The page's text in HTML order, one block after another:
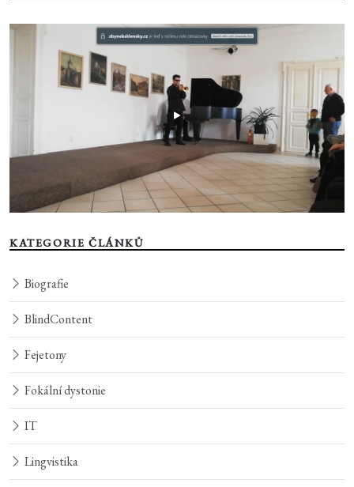
KATEGORIE ČLÁNKŮ
Biografie
BlindContent
Fejetony
Fokální dystonie
IT
Lingvistika